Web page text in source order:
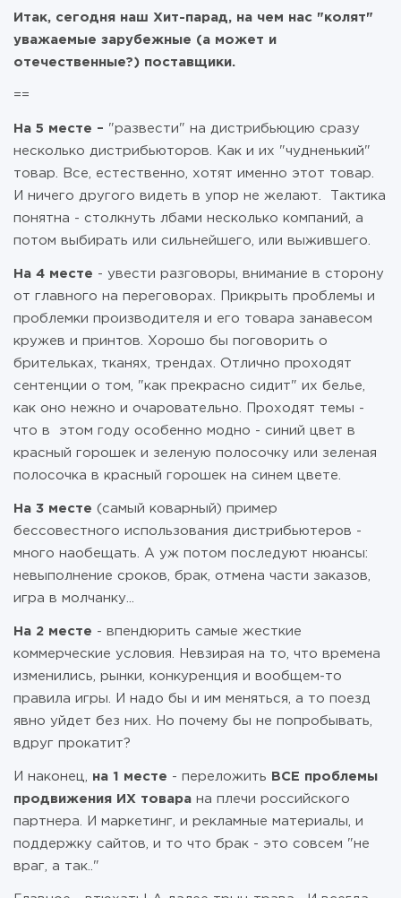
Итак, сегодня наш Хит-парад, на чем нас "колят"
уважаемые зарубежные (а может и
отечественные?) поставщики.
==
На 5 месте – "развести" на дистрибьюцию сразу
несколько дистрибьюторов. Как и их "чудненький"
товар. Все, естественно, хотят именно этот товар.
И ничего другого видеть в упор не желают. Тактика
понятна - столкнуть лбами несколько компаний, а
потом выбирать или сильнейшего, или выжившего.
На 4 месте - увести разговоры, внимание в сторону
от главного на переговорах. Прикрыть проблемы и
проблемки производителя и его товара занавесом
кружев и принтов. Хорошо бы поговорить о
брительках, тканях, трендах. Отлично проходят
сентенции о том, "как прекрасно сидит" их белье,
как оно нежно и очаровательно. Проходят темы -
что в этом году особенно модно - синий цвет в
красный горошек и зеленую полосочку или зеленая
полосочка в красный горошек на синем цвете.
На 3 месте (самый коварный) пример
бессовестного использования дистрибьютеров -
много наобещать. А уж потом последуют нюансы:
невыполнение сроков, брак, отмена части заказов,
игра в молчанку...
На 2 месте - впендюрить самые жесткие
коммерческие условия. Невзирая на то, что времена
изменились, рынки, конкуренция и вообщем-то
правила игры. И надо бы и им меняться, а то поезд
явно уйдет без них. Но почему бы не попробывать,
вдруг прокатит?
И наконец, на 1 месте - переложить
ВСЕ проблемы
продвижения ИХ товара на плечи российского
партнера. И маркетинг, и рекламные материалы, и
поддержку сайтов, и то что брак - это совсем "не
враг, а так.."